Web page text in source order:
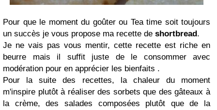
Pour que le moment du goûter ou Tea time soit toujours
un succès je vous propose ma recette de shortbread.
Je ne vais pas vous mentir, cette recette est riche en
beurre mais il suffit juste de le consommer avec
modération pour en apprécier les bienfaits .
Pour la suite des recettes, la chaleur du moment
m'inspire plutôt à réaliser des sorbets que des gâteaux à
la crème, des salades composées plutôt que de la